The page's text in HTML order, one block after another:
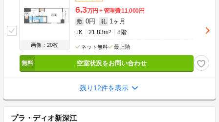
画像：20枚
6.3万円 管理費11,000円
敷 0円 礼 1ヶ月
1K 21.83m2 8階
ネット無料 最上階
空室状況をお問い合わせ
残り12件を表示
プラ・ディオ新深江